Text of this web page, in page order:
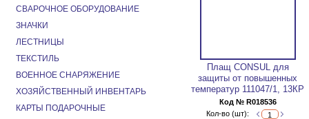
Плащ CONSUL для
защиты от повышенных
температур 111047/1, 13КР
Код № R018536
Кол-во (шт):
СВАРОЧНОЕ ОБОРУДОВАНИЕ
ЗНАЧКИ
ЛЕСТНИЦЫ
ТЕКСТИЛЬ
ВОЕННОЕ СНАРЯЖЕНИЕ
ХОЗЯЙСТВЕННЫЙ ИНВЕНТАРЬ
КАРТЫ ПОДАРОЧНЫЕ